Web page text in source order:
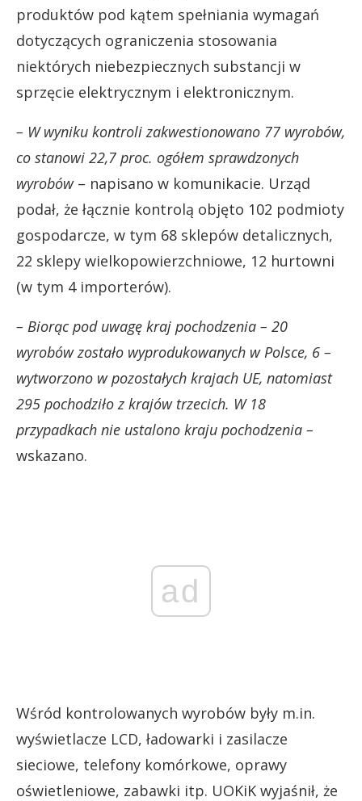
produktów pod kątem spełniania wymagań
dotyczących ograniczenia stosowania
niektórych niebezpiecznych substancji w
sprzęcie elektrycznym i elektronicznym.
– W wyniku kontroli zakwestionowano 77 wyrobów,
co stanowi 22,7 proc. ogółem sprawdzonych
wyrobów– napisano w komunikacie. Urząd
podał, że łącznie kontrolą objęto 102 podmioty
gospodarcze, w tym 68 sklepów detalicznych,
22 sklepy wielkopowierzchniowe, 12 hurtowni
(w tym 4 importerów).
– Biorąc pod uwagę kraj pochodzenia – 20
wyrobów zostało wyprodukowanych w Polsce, 6 –
wytworzono w pozostałych krajach UE, natomiast
295 pochodziło z krajów trzecich. W 18
przypadkach nie ustalono kraju pochodzenia –
wskazano.
ad
Wśród kontrolowanych wyrobów były m.in.
wyświetlacze LCD, ładowarki i zasilacze
sieciowe, telefony komórkowe, oprawy
oświetleniowe, zabawki itp. UOKiK wyjaśnił, że